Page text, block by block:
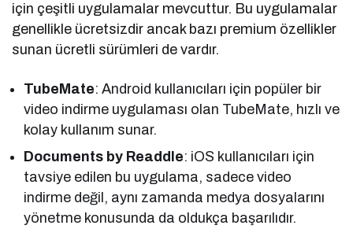
için çeşitli uygulamalar mevcuttur. Bu uygulamalar
genellikle ücretsizdir ancak bazı premium özellikler
sunan ücretli sürümleri de vardır.
TubeMate: Android kullanıcıları için popüler bir
video indirme uygulaması olan TubeMate, hızlı ve
kolay kullanım sunar.
Documents by Readdle: iOS kullanıcıları için
tavsiye edilen bu uygulama, sadece video
indirme değil, aynı zamanda medya dosyalarını
yönetme konusunda da oldukça başarılıdır.